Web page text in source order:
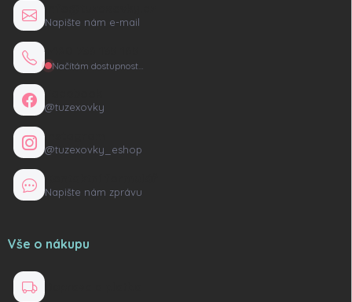
Napište nám e-mail
Načítám dostupnost…
@tuzexovky
@tuzexovky_eshop
Napište nám zprávu
Vše o nákupu